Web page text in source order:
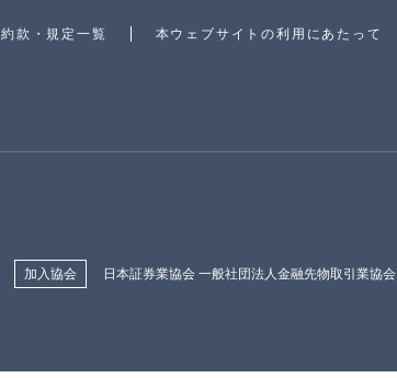
約款・規定一覧 本ウェブサイトの利用にあたって
加入協会 日本証券業協会 一般社団法人金融先物取引業協会